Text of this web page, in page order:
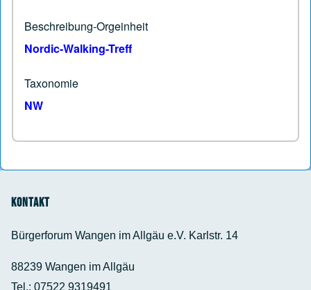
Beschreibung-Orgeinheit
Nordic-Walking-Treff
Taxonomie
NW
Kontakt
Bürgerforum Wangen im Allgäu e.V. Karlstr. 14
88239 Wangen im Allgäu
Tel.: 07522 9319491